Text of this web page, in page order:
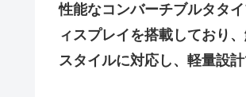
性能なコンバーチブルタタ
ィスプレイを搭載しており
スタイルに対応し、軽量設